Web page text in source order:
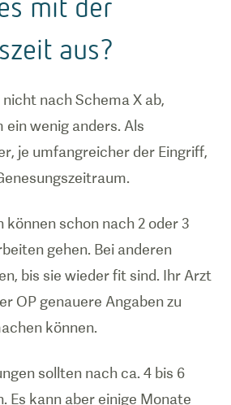
aus?
nach Schema X ab,
ein wenig anders. Als
je umfangreicher der Eingriff,
können schon nach 2 oder 3
gehen. Bei anderen
bis sie wieder fit sind. Ihr Arzt
OP genauere Angaben zu
können.
sollten nach ca. 4 bis 6
Es kann aber einige Monate